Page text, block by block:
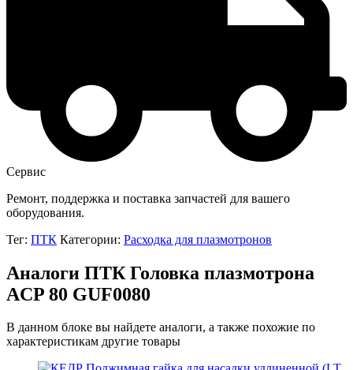
Сервис
Ремонт, поддержка и поставка запчастей для вашего
оборудования.
Тег: ПТК Категории: Расходка для плазмотронов
Аналоги ПТК Головка плазмотрона
ACP 80 GUF0080
В данном блоке вы найдете аналоги, а также похожие по
характеристикам другие товары